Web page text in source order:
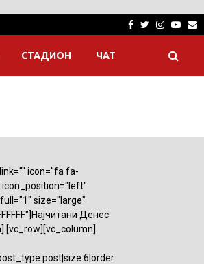
Facebook
Twitter
СТАДИОН ЧАТ
icon="fa fa-
size="large"
Денес
[vc_row][vc_column]